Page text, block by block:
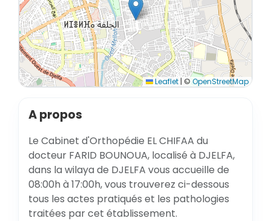
Leaflet| © OpenStreetMap
A propos
Le Cabinet d'Orthopédie EL CHIFAA du
docteur FARID BOUNOUA, localisé à DJELFA,
dans la wilaya de DJELFA vous accueille de
08:00h à 17:00h, vous trouverez ci-dessous
tous les actes pratiqués et les pathologies
traitées par cet établissement.